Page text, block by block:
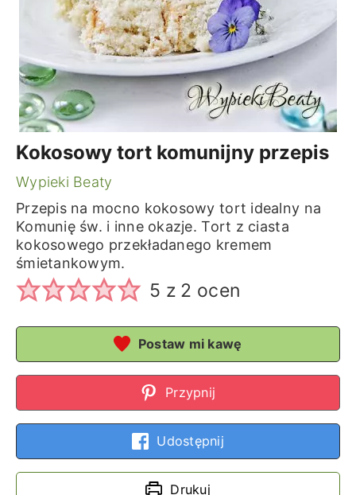
Kokosowy tort komunijny przepis
Wypieki Beaty
Przepis na mocno kokosowy tort idealny na
Komunię św. i inne okazje. Tort z ciasta
kokosowego przekładanego kremem
śmietankowym.
5 z 2 ocen
Postaw mi kawę
Przypnij
Udostępnij
Drukuj